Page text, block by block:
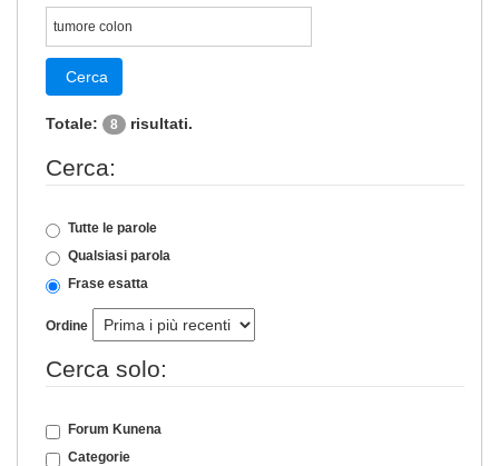
Cerca
Totale: 8 risultati.
Cerca:
Tutte le parole
Qualsiasi parola
Frase esatta
Ordine
Cerca solo:
Forum Kunena
Categorie